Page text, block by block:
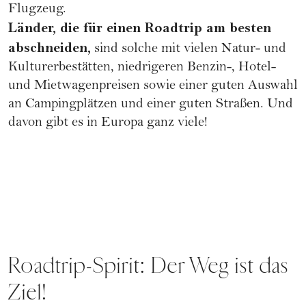
Flugzeug.
Länder, die für einen Roadtrip am besten
abschneiden, sind solche mit vielen Natur- und
Kulturerbestätten, niedrigeren Benzin-, Hotel-
und Mietwagenpreisen sowie einer guten Auswahl
an Campingplätzen und einer guten Straßen. Und
davon gibt es in Europa ganz viele!
Roadtrip-Spirit: Der Weg ist das
Ziel!